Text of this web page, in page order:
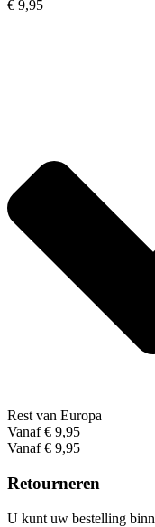
€ 9,95
Rest van Europa
Vanaf € 9,95
Vanaf € 9,95
Retourneren
U kunt uw bestelling